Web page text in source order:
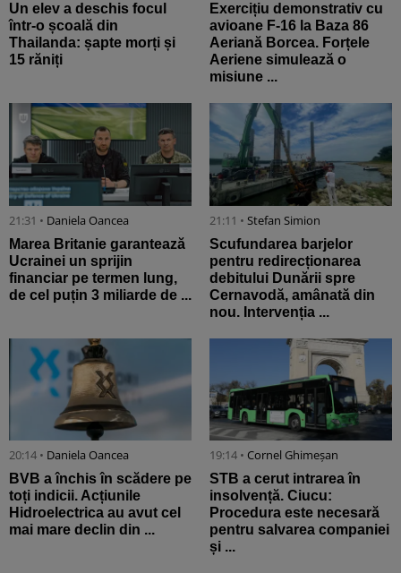
Un elev a deschis focul
într-o școală din
Thailanda: șapte morți și
15 răniți
Exercițiu demonstrativ cu
avioane F-16 la Baza 86
Aeriană Borcea. Forțele
Aeriene simulează o
misiune ...
21:31 • Daniela Oancea
Marea Britanie garantează
Ucrainei un sprijin
financiar pe termen lung,
de cel puțin 3 miliarde de ...
21:11 • Stefan Simion
Scufundarea barjelor
pentru redirecționarea
debitului Dunării spre
Cernavodă, amânată din
nou. Intervenția ...
20:14 • Daniela Oancea
BVB a închis în scădere pe
toți indicii. Acțiunile
Hidroelectrica au avut cel
mai mare declin din ...
19:14 • Cornel Ghimeșan
STB a cerut intrarea în
insolvență. Ciucu:
Procedura este necesară
pentru salvarea companiei
și ...